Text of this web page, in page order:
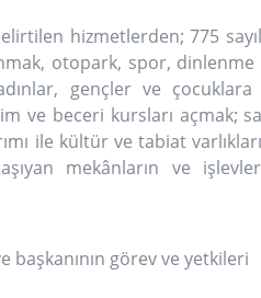
hizmetlerden; 775
otopark, spor, dinlenme
gençler ve
ve beceri kursları açmak;
ile kültür ve tabiat
mekânların ve
başkanının görev ve yetkileri